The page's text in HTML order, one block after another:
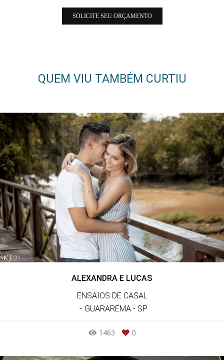
SOLICITE SEU ORÇAMENTO
QUEM VIU TAMBÉM CURTIU
ALEXANDRA E LUCAS
ENSAIOS DE CASAL
GUARAREMA - SP
1463 0